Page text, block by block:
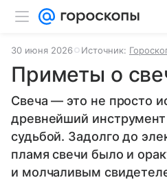
30 июня 2026 Источник:
Приметы о
Свеча — это не просто
древнейший инструмент
судьбой. Задолго до
пламя свечи было и
и молчаливым